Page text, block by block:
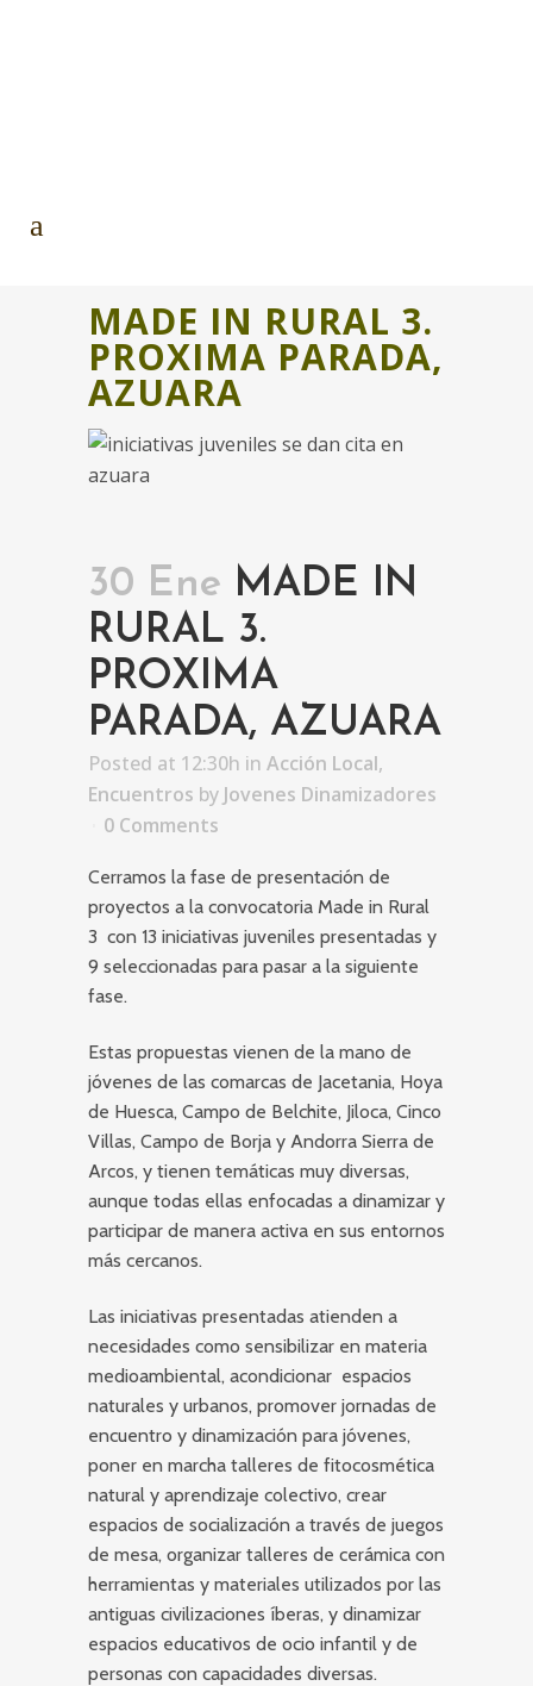
MADE IN RURAL 3.
PROXIMA PARADA,
AZUARA
30 Ene MADE IN
RURAL 3.
PROXIMA
PARADA, AZUARA
Posted at 12:30h in Acción Local,
Encuentros by Jovenes Dinamizadores
0 Comments
Cerramos la fase de presentación de
proyectos a la convocatoria Made in Rural
3 con 13 iniciativas juveniles presentadas y
9 seleccionadas para pasar a la siguiente
fase.
Estas propuestas vienen de la mano de
jóvenes de las comarcas de Jacetania, Hoya
de Huesca, Campo de Belchite, Jiloca, Cinco
Villas, Campo de Borja y Andorra Sierra de
Arcos, y tienen temáticas muy diversas,
aunque todas ellas enfocadas a dinamizar y
participar de manera activa en sus entornos
más cercanos.
Las iniciativas presentadas atienden a
necesidades como sensibilizar en materia
medioambiental, acondicionar espacios
naturales y urbanos, promover jornadas de
encuentro y dinamización para jóvenes,
poner en marcha talleres de fitocosmética
natural y aprendizaje colectivo, crear
espacios de socialización a través de juegos
de mesa, organizar talleres de cerámica con
herramientas y materiales utilizados por las
antiguas civilizaciones íberas, y dinamizar
espacios educativos de ocio infantil y de
personas con capacidades diversas.